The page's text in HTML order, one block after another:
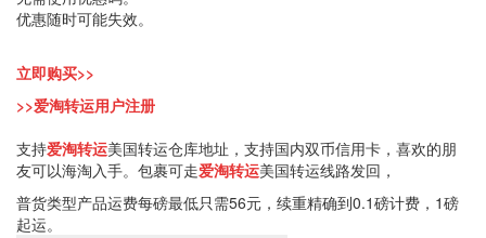
优惠随时可能失效。
立即购买>>
>>爱淘转运用户注册
支持爱淘转运美国转运仓库地址，支持国内双币信用卡，喜欢的朋
友可以海淘入手。包裹可走爱淘转运美国转运线路发回，
普货类型产品运费每磅最低只需56元，续重精确到0.1磅计费，1磅
起运。